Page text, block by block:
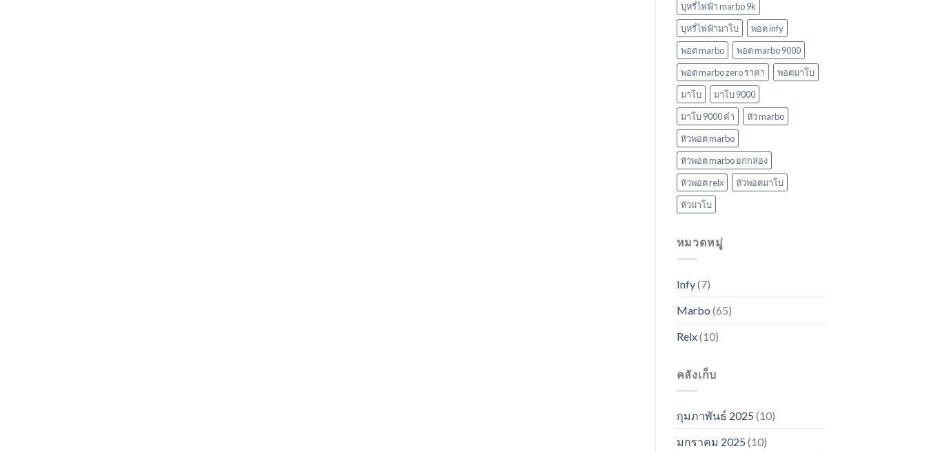
บุหรี่ไฟฟ้า marbo 9k
บุหรี่ไฟฟ้ามาโบ
พอต infy
พอต marbo
พอต marbo 9000
พอต marbo zero ราคา
พอตมาโบ
มาโบ
มาโบ 9000
มาโบ 9000 คํา
หัว marbo
หัวพอต marbo
หัวพอต marbo ยกกล่อง
หัวพอต relx
หัวพอตมาโบ
หัวมาโบ
หมวดหมู่
Infy(7)
Marbo (65)
Relx(10)
คลังเก็บ
กุมภาพันธ์ 2025 (10)
มกราคม 2025 (10)